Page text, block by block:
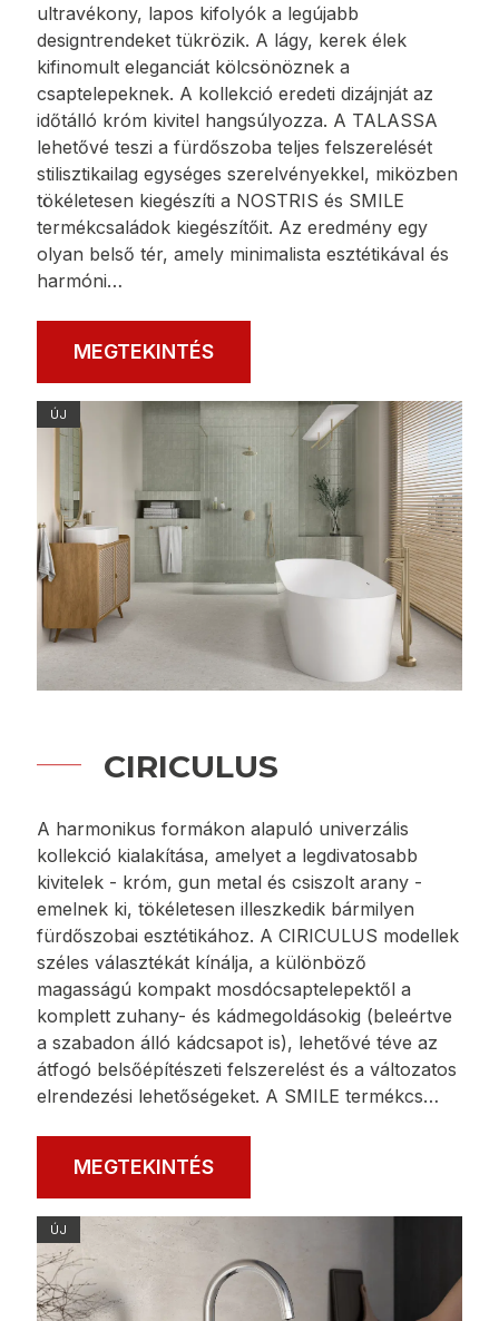
ultravékony, lapos kifolyók a legújabb
designtrendeket tükrözik. A lágy, kerek élek
kifinomult eleganciát kölcsönöznek a
csaptelepeknek. A kollekció eredeti dizájnját az
időtálló króm kivitel hangsúlyozza. A TALASSA
lehetővé teszi a fürdőszoba teljes felszerelését
stilisztikailag egységes szerelvényekkel, miközben
tökéletesen kiegészíti a NOSTRIS és SMILE
termékcsaládok kiegészítőit. Az eredmény egy
olyan belső tér, amely minimalista esztétikával és
harmóni…
MEGTEKINTÉS
ÚJ
CIRICULUS
A harmonikus formákon alapuló univerzális
kollekció kialakítása, amelyet a legdivatosabb
kivitelek - króm, gun metal és csiszolt arany -
emelnek ki, tökéletesen illeszkedik bármilyen
fürdőszobai esztétikához. A CIRICULUS modellek
széles választékát kínálja, a különböző
magasságú kompakt mosdócsaptelepektől a
komplett zuhany- és kádmegoldásokig (beleértve
a szabadon álló kádcsapot is), lehetővé téve az
átfogó belsőépítészeti felszerelést és a változatos
elrendezési lehetőségeket. A SMILE termékcs…
MEGTEKINTÉS
ÚJ